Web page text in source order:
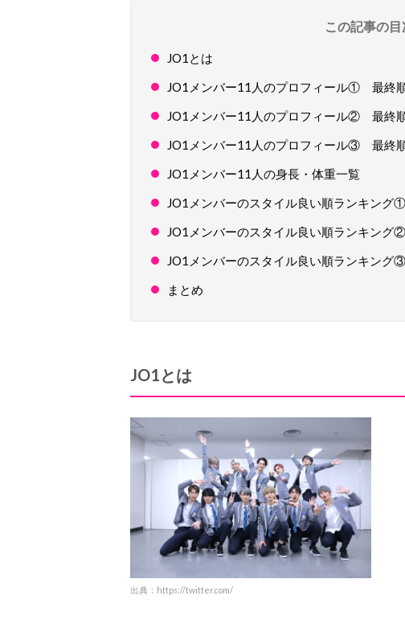
この記事の目
JO1とは
JO1メンバー11人のプロフィール① 最終
JO1メンバー11人のプロフィール② 最終
JO1メンバー11人のプロフィール③ 最終
JO1メンバー11人の身長・体重一覧
JO1メンバーのスタイル良い順ランキン
JO1メンバーのスタイル良い順ランキン
JO1メンバーのスタイル良い順ランキン
まとめ
JO1とは
出典：https://twitter.com/